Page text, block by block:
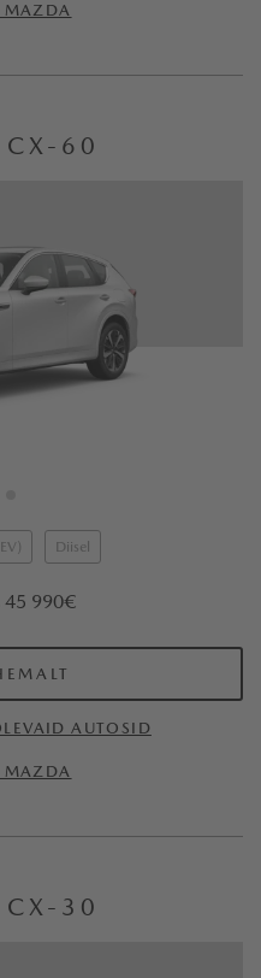
MAZDA
60
Diisel
45 990€
AUTOSID
MAZDA
30